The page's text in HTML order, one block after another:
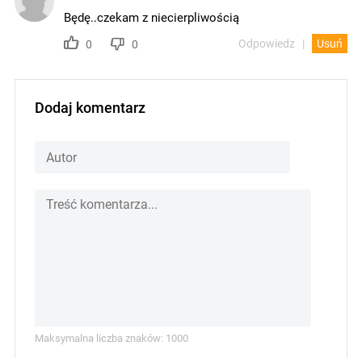
Będę..czekam z niecierpliwością
0 0 Odpowiedz Usuń
Dodaj komentarz
Maksymalna liczba znaków: 1000